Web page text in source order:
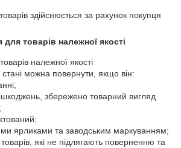
здійснюється за рахунок покупця
товарів належної якості
належної якості
можна повернути, якщо він:
збережено товарний вигляд
ярликами та заводським маркуванням;
які не підлягають поверненню та